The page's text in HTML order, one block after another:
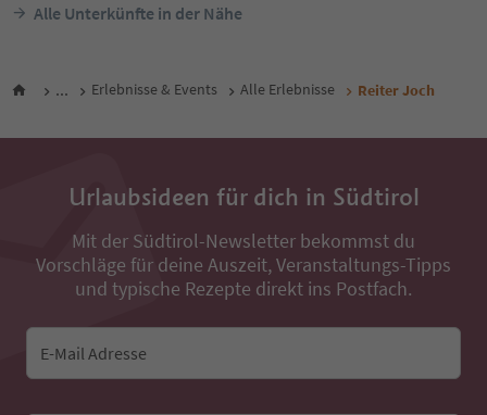
Alle Unterkünfte in der Nähe
... Erlebnisse & Events Alle Erlebnisse Reiter Joch
Urlaubsideen für dich in Südtirol
Mit der Südtirol-Newsletter bekommst du
Vorschläge für deine Auszeit, Veranstaltungs-Tipps
und typische Rezepte direkt ins Postfach.
E-Mail Adresse